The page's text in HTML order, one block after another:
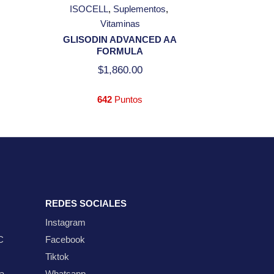
ISOCELL Suplementos
Vitaminas
GLISODIN ADVANCED AA
FORMULA
$1,860.00
642 Puntos
REDES SOCIALES
Instagram
Facebook
Tiktok